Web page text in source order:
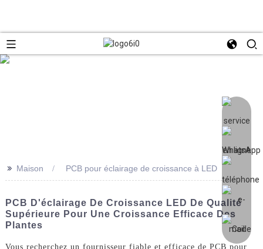
>> Maison PCB pour éclairage de croissance à LED
PCB D'éclairage De Croissance LED De Qualité
Supérieure Pour Une Croissance Efficace Des
Plantes
Vous recherchez un fournisseur fiable et efficace de PCB pour